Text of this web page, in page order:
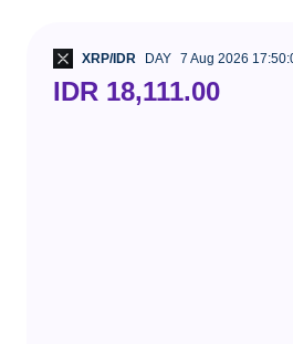
XRP/IDR DAY 7 Aug 2026
IDR 18,111.00